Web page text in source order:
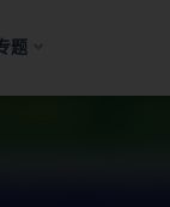
题